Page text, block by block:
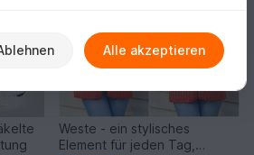
Weste - ein stylisches
Element für jeden Tag,
Alle akzeptieren